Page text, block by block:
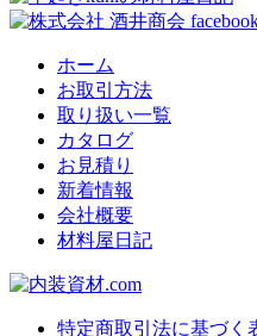
ホーム
お取引方法
取り扱い一覧
カタログ
お見積り
新着情報
会社概要
材料屋日記
特定商取引法に基づく